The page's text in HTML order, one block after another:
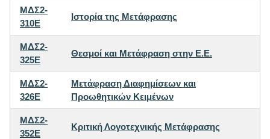
ΜΔΣ2-
310E
Ιστορία της Μετάφρασης
ΜΔΣ2-
325E
Θεσμοί και Μετάφραση στην Ε.Ε.
ΜΔΣ2-
326E
Μετάφραση Διαφημίσεων και
Προωθητικών Κειμένων
ΜΔΣ2-
352E
Κριτική Λογοτεχνικής Μετάφρασης